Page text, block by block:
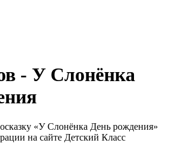
- У Слонёнка
«У Слонёнка День рождения»
на сайте Детский Класс